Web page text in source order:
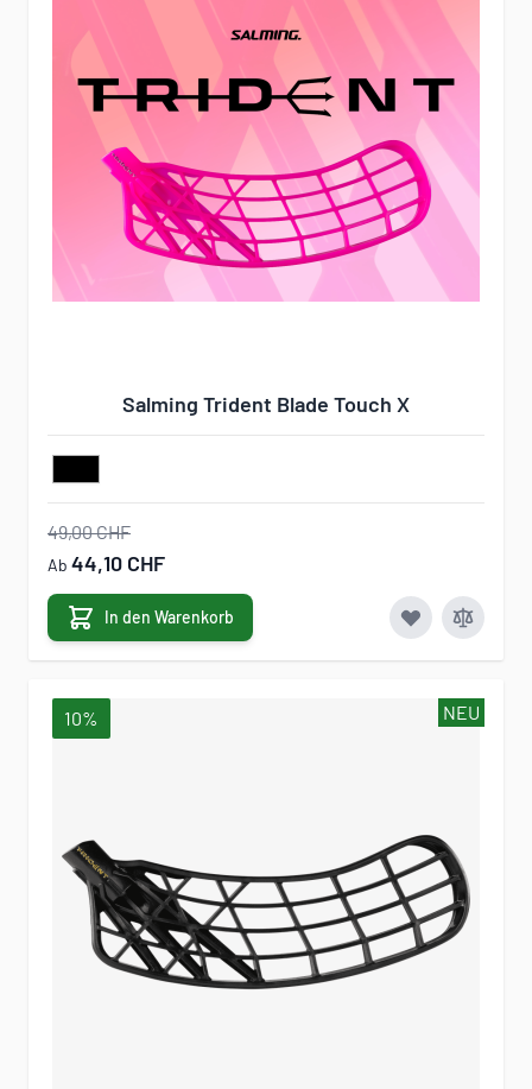
Salming Trident Blade Touch X
49,00 CHF
Ab 44,10 CHF
In den Warenkorb
NEU
10%